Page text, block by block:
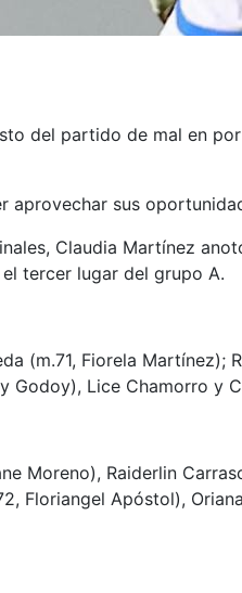
del partido de mal en
aprovechar sus
Claudia Martínez
tercer lugar del grupo A.
(m.71, Fiorela Martínez);
Godoy), Lice Chamorro y
Moreno), Raiderlin
Floriangel Apóstol),